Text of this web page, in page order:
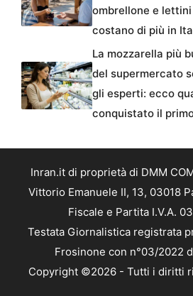
ombrellone e lettini
costano di più in
La mozzarella più
del supermercato
gli esperti: ecco
conquistato il
Inran.it di proprietà di DMM
Vittorio Emanuele II, 13, 03018
Fiscale e Partita I.V.A.
Testata Giornalistica registrata
Frosinone con n°03/2022
Copyright ©2026 - Tutti i diritti